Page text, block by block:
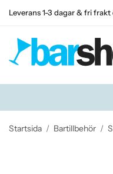
Leverans 1-3 dagar & fri
Startsida / Bartillbehör /